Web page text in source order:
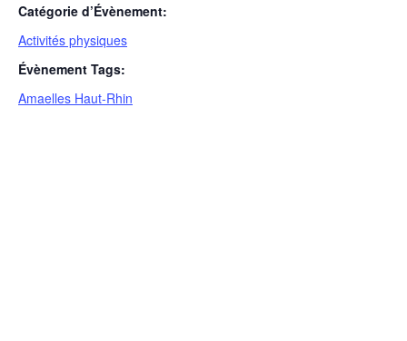
Catégorie d’Évènement:
Activités physiques
Évènement Tags:
Amaelles Haut-Rhin